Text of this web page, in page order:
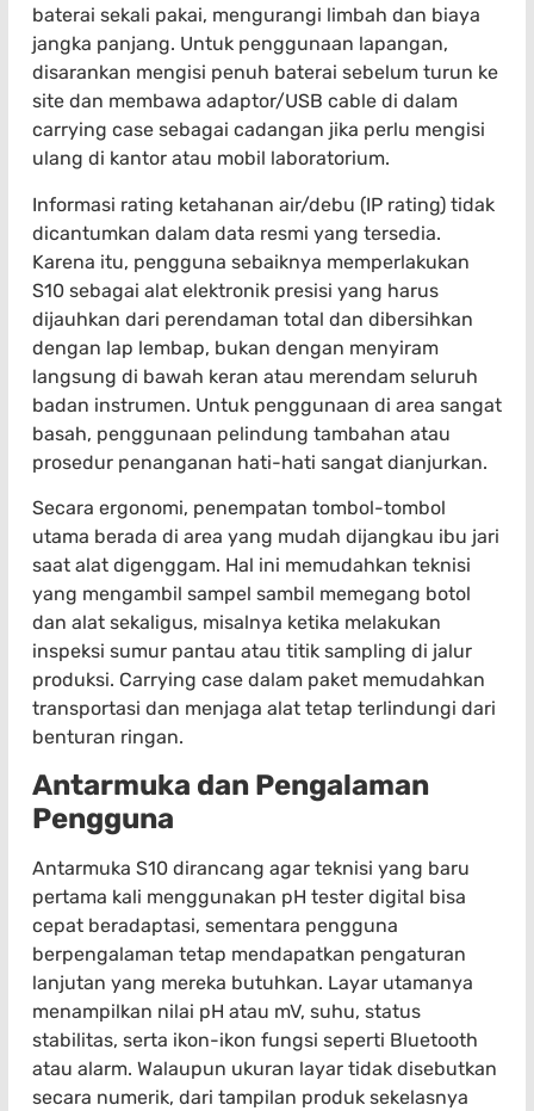
baterai sekali pakai, mengurangi limbah dan biaya
jangka panjang. Untuk penggunaan lapangan,
disarankan mengisi penuh baterai sebelum turun ke
site dan membawa adaptor/USB cable di dalam
carrying case sebagai cadangan jika perlu mengisi
ulang di kantor atau mobil laboratorium.
Informasi rating ketahanan air/debu (IP rating) tidak
dicantumkan dalam data resmi yang tersedia.
Karena itu, pengguna sebaiknya memperlakukan
S10 sebagai alat elektronik presisi yang harus
dijauhkan dari perendaman total dan dibersihkan
dengan lap lembap, bukan dengan menyiram
langsung di bawah keran atau merendam seluruh
badan instrumen. Untuk penggunaan di area sangat
basah, penggunaan pelindung tambahan atau
prosedur penanganan hati-hati sangat dianjurkan.
Secara ergonomi, penempatan tombol-tombol
utama berada di area yang mudah dijangkau ibu jari
saat alat digenggam. Hal ini memudahkan teknisi
yang mengambil sampel sambil memegang botol
dan alat sekaligus, misalnya ketika melakukan
inspeksi sumur pantau atau titik sampling di jalur
produksi. Carrying case dalam paket memudahkan
transportasi dan menjaga alat tetap terlindungi dari
benturan ringan.
Antarmuka dan Pengalaman
Pengguna
Antarmuka S10 dirancang agar teknisi yang baru
pertama kali menggunakan pH tester digital bisa
cepat beradaptasi, sementara pengguna
berpengalaman tetap mendapatkan pengaturan
lanjutan yang mereka butuhkan. Layar utamanya
menampilkan nilai pH atau mV, suhu, status
stabilitas, serta ikon-ikon fungsi seperti Bluetooth
atau alarm. Walaupun ukuran layar tidak disebutkan
secara numerik, dari tampilan produk sekelasnya